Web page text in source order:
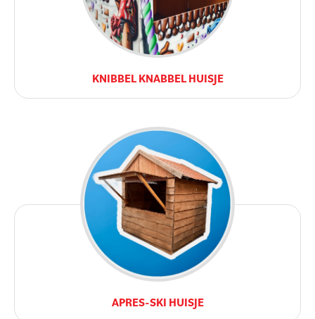
KNIBBEL KNABBEL HUISJE
APRES-SKI HUISJE